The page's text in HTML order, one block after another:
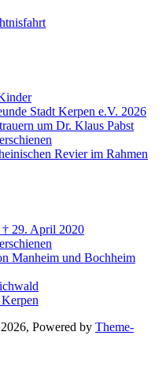
Stadt Kerpen e.V. 2026
um Dr. Klaus Pabst
Revier im Rahmen
29. April 2020
Manheim und Bochheim
Powered by Theme-